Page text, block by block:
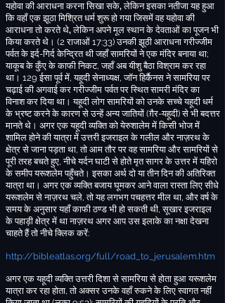
यहोवा की आराधना करना सिखा सके,लेकिन इसका नतीजा यह हुआ
कि वहाँ एक झूठा मिश्रित धर्म शुरू हो गया जिसमें वह यहोवा की
आराधना तो करते थे,लेकिन अपने मूल स्थान के देवताओं का पूजन भी
किया करते थे । (2राजाओं 17:33)उनकी झूठी आराधनागरीज्जीम
पर्वतके इर्द-गिर्द केन्द्रित थी जहाँ सामरियों ने एक मंदिर बनाया था;
याकूब के कुँए के काफी निकट,जहाँ अब यीशु बैठा विश्राम कर रहा
था। 129ईसा पूर्व में,यहूदीसेनाध्यक्ष,जॉन हिर्कैनसने सामरिया पर
चढ़ाई की अगवाई करगरीज्जीम पर्वतपर स्थित सामरी मंदिर का
विनाश कर दिया था । यहूदी लोग सामरियों को उनके सच्चे यहूदी धर्म
के भ्रष्ट करने के कारण से उन्हें अन्य जातियों (ग़ैर-यहूदी)से भी बदत्तर
मानते थे। अगर एक यहूदी व्यक्ति कोयेरुशालेम में किसी भोज में
शामिल होनेकी यात्रा में उत्तरी इजराइल के गलील और नाज़रथके
क्षेत्र से जानापड़ता था,तो आम तौर पर वह सामरिया और सामरियों से
पूरी तरह बचते हुए,नीचे यर्दन घाटी से होते मृत सागर के उत्तर मेंयहिरो
के समीप यरूशलेम पहुँचते। इसका अर्थ दो या तीन दिन की अतिरिक्त
यात्रा था। अगर एक व्यक्ति बजाय घूमकर आने वाला रास्ता लिए सीधे
यरूशलेम से नाज़रथ चले,तो यह लगभग पचहत्तर मील था, और वर्ष के
समय के अनुसार यहाँ काफी ठण्ड भी हो सकती थी,सूखार इजराइल
के पहाड़ी क्षेत्र में थानाज़रथ अगर आप उस इलाके का नक्षा देखना
चाहते हैं तो नीचे क्लिक करें:
http://bibleatlas.org/full/road_to_jerusalem.htm
अगर एक यहूदी व्यक्ति उत्तरी दिशा से सामरिया से होता हुआ यरूशलेम
यात्रा कर रहा होता,तो अक्सर उनके वहाँ रुकने के लिए स्वागत नहीं